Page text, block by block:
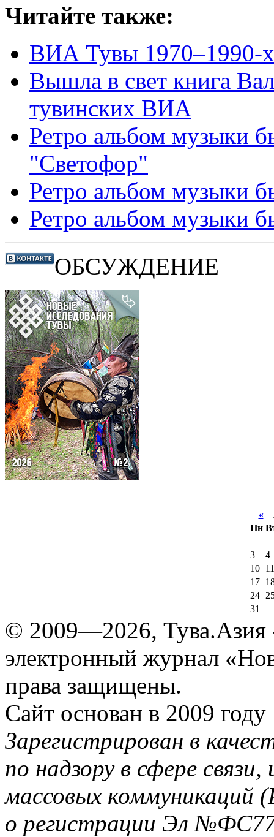
Читайте также:
ВИА Тувы 1970–1990-х
Вышла в свет книга
тувинских ВИА
Ретро альбом музыки
"Светофор"
Ретро альбом музыки
Ретро альбом музыки
ОБСУЖДЕНИЕ
«
Пн
3
4
10
11
17
24
31
© 2009—2026, Тува.Азия
электронный журнал
права защищены.
Сайт основан в 2009 году
Зарегистрирован в
по надзору в сфере
массовых коммуникаций
о регистрации Эл